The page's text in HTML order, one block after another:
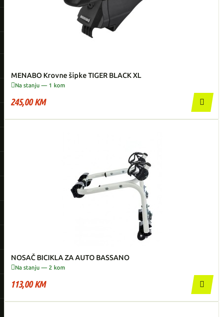
MENABO Krovne šipke TIGER BLACK XL
Na stanju — 1 kom
245,00 KM 
NOSAČ BICIKLA ZA AUTO BASSANO
Na stanju — 2 kom
113,00 KM 